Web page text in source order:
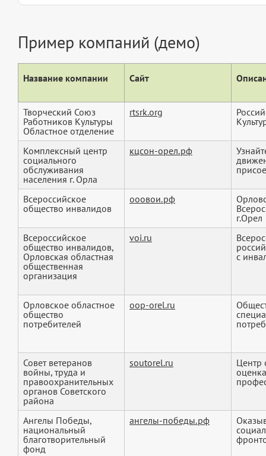
Пример компаний (демо)
Название компании Сайт
Творческий Союз
Работников Культуры
Областное отделение
rtsrk.org
Комплексный центр
социального
обслуживания
населения г. Орла
кцсон-орел.рф
Всероссийское
общество инвалидов
ооовои.рф
г.Орел
Всероссийское
общество инвалидов,
Орловская областная
общественная
организация
voi.ru
с
Орловское областное
общество
потребителей
oop-orel.ru
Совет ветеранов
войны, труда и
правоохранительных
органов Советского
района
soutorel.ru
Центр
Ангелы Победы,
национальный
благотворительный
фонд
ангелы-победы.рф